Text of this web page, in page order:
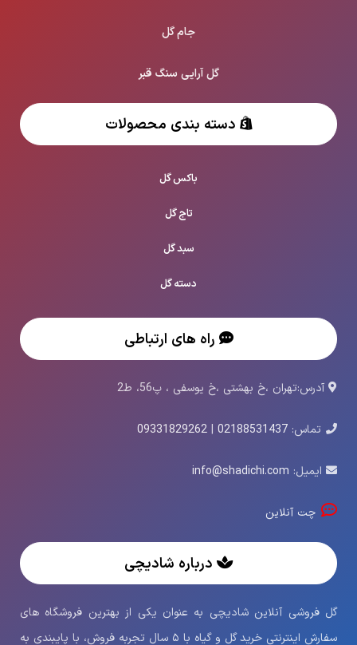
جام گل
گل آرایی سنگ قبر
دسته بندی محصولات
باکس گل
تاج گل
سبد گل
دسته گل
راه های ارتباطی
آدرس:تهران ،خ بهشتی ،خ یوسفی ، پ56، ط2
تماس: 02188531437
|
09331829262
ایمیل: info@shadichi.com
چت آنلاین
درباره شادیچی
گل فروشی آنلاین شادیچی به عنوان یکی از بهترین فروشگاه های
سفارش اینترنتی خرید گل و گیاه با ۵ سال تجربه فروش، با پایبندی به